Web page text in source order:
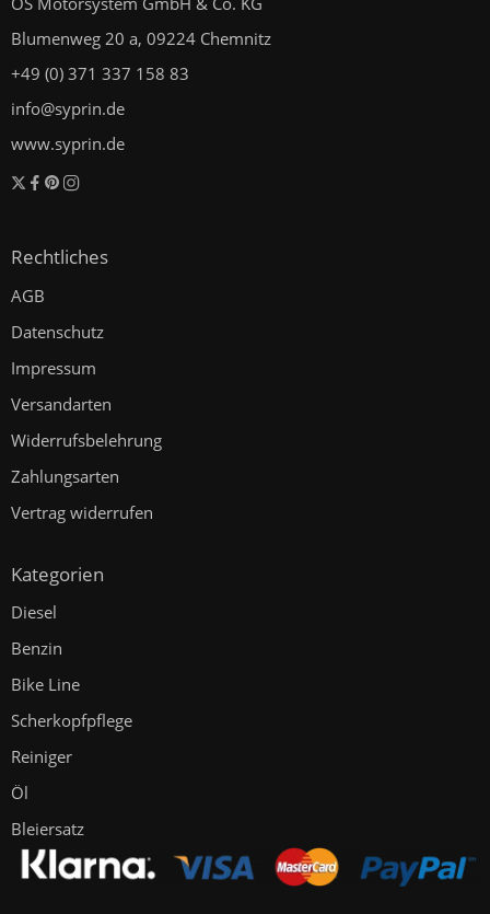
Blumenweg 20 a, 09224 Chemnitz
+49 (0) 371 337 158 83
info@syprin.de
www.syprin.de
Rechtliches
AGB
Datenschutz
Impressum
Versandarten
Widerrufsbelehrung
Zahlungsarten
Vertrag widerrufen
Kategorien
Diesel
Benzin
Bike Line
Scherkopfpflege
Reiniger
Öl
Bleiersatz